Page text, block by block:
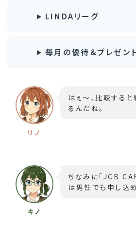
LINDAリーグ
毎月の優待＆プレゼン
はぇ～、比較する
るんだね。
ちなみに「JCB
は男性でも申し込